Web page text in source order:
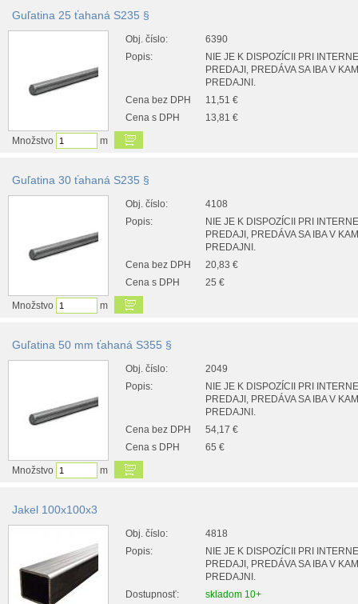
Guľatina 25 ťahaná S235 §
Obj. číslo:
6390
Popis:
NIE JE K DISPOZÍCII PRI
PREDAJI, PREDÁVA SA IBA V
PREDAJNI.
Cena bez DPH
11,51 €
Cena s DPH
13,81 €
Množstvo m
Guľatina 30 ťahaná S235 §
Obj. číslo:
4108
Popis:
NIE JE K DISPOZÍCII PRI
PREDAJI, PREDÁVA SA IBA V
PREDAJNI.
Cena bez DPH
20,83 €
Cena s DPH
25 €
Množstvo m
Guľatina 50 mm ťahaná S355 §
Obj. číslo:
2049
Popis:
NIE JE K DISPOZÍCII PRI
PREDAJI, PREDÁVA SA IBA V
PREDAJNI.
Cena bez DPH
54,17 €
Cena s DPH
65 €
Množstvo m
Jakel 100x100x3
Obj. číslo:
4818
Popis:
NIE JE K DISPOZÍCII PRI
PREDAJI, PREDÁVA SA IBA V
PREDAJNI.
Dostupnosť:
skladom 10+